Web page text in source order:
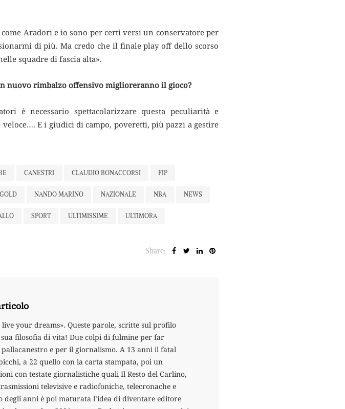
Aradori e io sono per certi versi un conservatore per
di più. Ma credo che il finale play off dello scorso
squadre di fascia alta».
nuovo rimbalzo offensivo miglioreranno il gioco?
è necessario spettacolarizzare questa peculiarità e
E i giudici di campo, poveretti, più pazzi a gestire
CANESTRI CLAUDIO BONACCORSI FIP
NANDO MARINO NAZIONALE NBA NEWS
SPORT ULTIMISSIME ULTIMORA
Share:
your dreams». Queste parole, scritte sul profilo
filosofia di vita! Due colpi di fulmine per far
pallacanestro e per il giornalismo. A 13 anni il fatal
a 22 quello con la carta stampata, poi un
con testate giornalistiche quali Il Resto del Carlino,
televisive e radiofoniche, telecronache e
degli anni è poi maturata l’idea di diventare editore